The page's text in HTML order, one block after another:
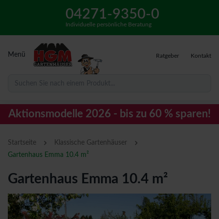
04271-9350-0
Individuelle persönliche Beratung
Menü Ratgeber Kontakt
Suchen Sie nach einem Produkt...
Aktionsmodelle 2026 - bis zu 60 % sparen!
Startseite › Klassische Gartenhäuser ›
Gartenhaus Emma 10.4 m²
Gartenhaus Emma 10.4 m²